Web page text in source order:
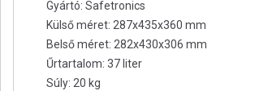
Gyártó: Safetronics
Külső méret: 287x435x360 mm
Belső méret: 282x430x306 mm
Űrtartalom: 37 liter
Súly: 20 kg